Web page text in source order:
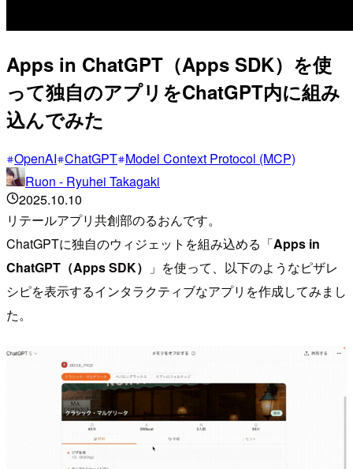
Apps in ChatGPT（Apps SDK）を使
って独自のアプリをChatGPT内に組み
込んでみた
OpenAI ChatGPT Model Context Protocol (MCP)
Ruon - Ryuhei Takagaki
2025.10.10
リテールアプリ共創部のるおんです。
ChatGPTに独自のウィジェットを組み込める「Apps in
ChatGPT（Apps SDK）
」を使って、以下のようなピザレ
シピを表示するインタラクティブなアプリを作成してみまし
た。